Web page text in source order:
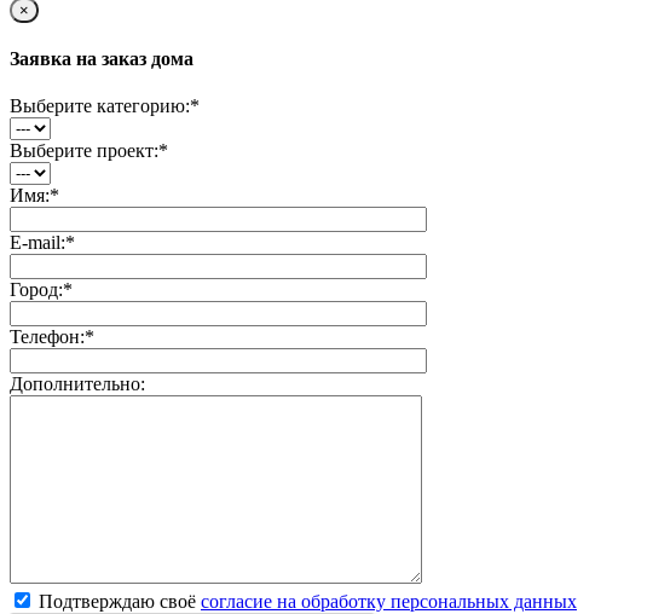
×
Заявка на заказ дома
Выберите категорию:*
Выберите проект:*
Имя:*
E-mail:*
Город:*
Телефон:*
Дополнительно:
Подтверждаю своё согласие на обработку персональных данных